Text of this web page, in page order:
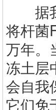
据我
将杆菌
万年。
冻土层
会自我
它们免